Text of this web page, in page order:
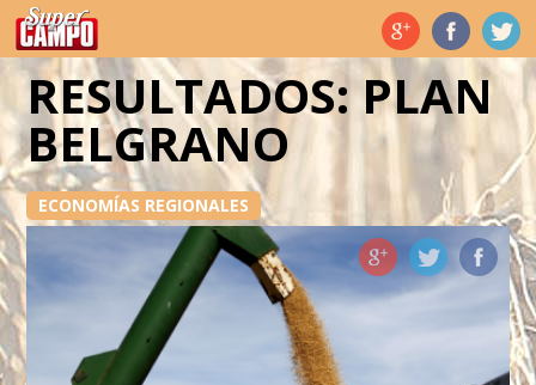
Temas de hoy
RESULTADOS: PLAN
BELGRANO
ECONOMÍAS REGIONALES